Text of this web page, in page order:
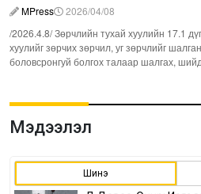
MPress
2026/04/08
/2026.4.8/ Зөрчлийн тухай хуулийн 17.1
хуулийг зөрчих зөрчил, уг зөрчлийг
боловсронгуй болгох талаар шалгах,
Мэдээлэл
Шинэ